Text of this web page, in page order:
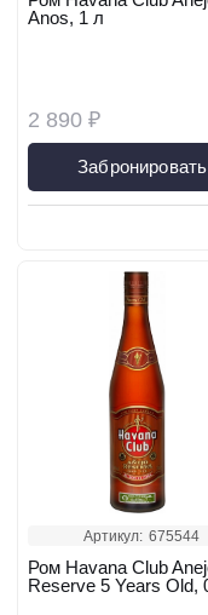
2 890 ₽
Anos, 1 л
Забронировать
Артикул: 675544
Ром Havana Club
Reserve 5 Years Old,